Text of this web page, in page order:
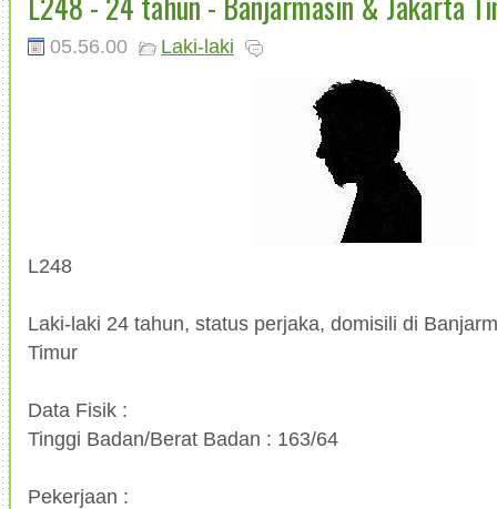
05.56.00 Laki-laki
L248
Laki-laki 24 tahun, status perjaka, domisili di
Timur
Data Fisik :
Tinggi Badan/Berat Badan : 163/64
Pekerjaan :